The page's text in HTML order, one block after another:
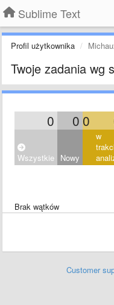
Sublime Text
Profil użytkownika
Twoje zadania wg
0 0 0
Wszystkie Nowy
w
Brak wątków
Customer